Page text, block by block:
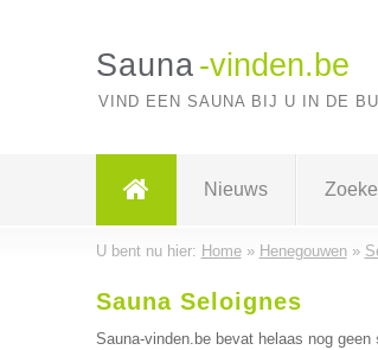
Sauna -vinden.be
VIND EEN SAUNA BIJ U IN DE
Nieuws
U bent nu hier: Home» Henegouwen»
Sauna Seloignes
Sauna-vinden.be bevat helaas nog geen